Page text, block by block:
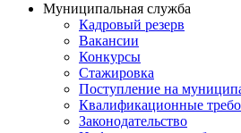
Муниципальная служба
Кадровый резерв
Вакансии
Конкурсы
Стажировка
Поступление на
Квалификационные
Законодательство